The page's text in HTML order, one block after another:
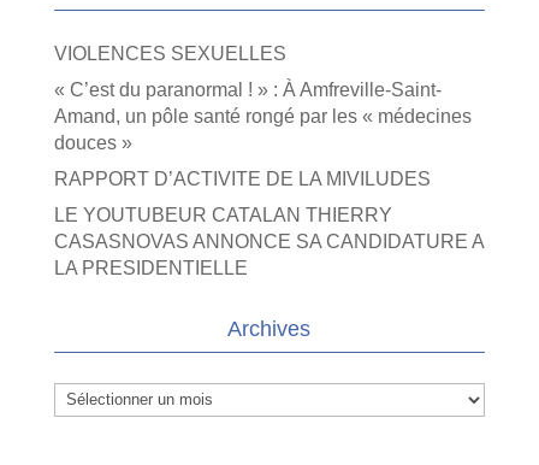
VIOLENCES SEXUELLES
« C’est du paranormal ! » : À Amfreville-Saint-
Amand, un pôle santé rongé par les « médecines
douces »
RAPPORT D’ACTIVITE DE LA MIVILUDES
LE YOUTUBEUR CATALAN THIERRY
CASASNOVAS ANNONCE SA CANDIDATURE A
LA PRESIDENTIELLE
Archives
Archives